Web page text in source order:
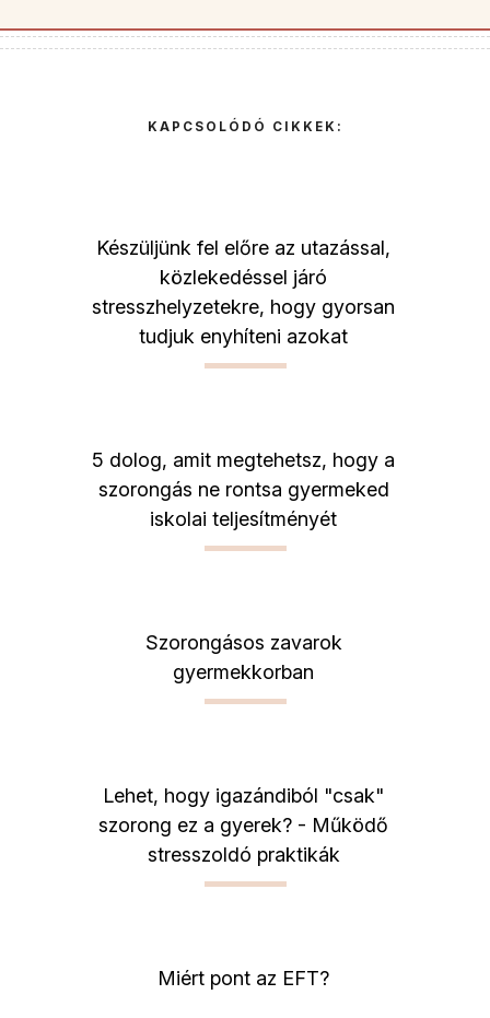
KAPCSOLÓDÓ CIKKEK:
Készüljünk fel előre az utazással,
közlekedéssel járó
stresszhelyzetekre, hogy gyorsan
tudjuk enyhíteni azokat
5 dolog, amit megtehetsz, hogy a
szorongás ne rontsa gyermeked
iskolai teljesítményét
Szorongásos zavarok
gyermekkorban
Lehet, hogy igazándiból "csak"
szorong ez a gyerek? - Működő
stresszoldó praktikák
Miért pont az EFT?